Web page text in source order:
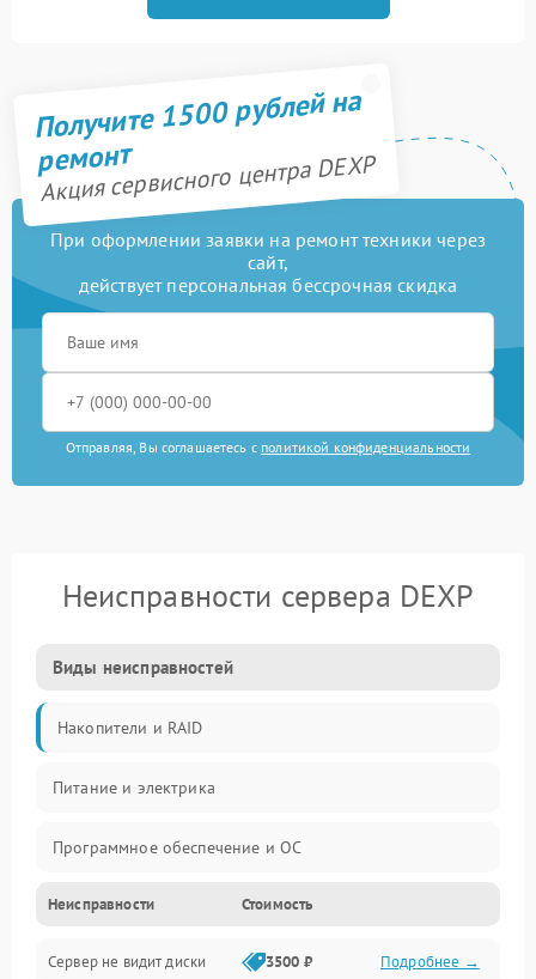
Получите 1500 рублей на
ремонт
Акция сервисного центра DEXP
При оформлении заявки на ремонт техники через
сайт,
действует персональная бессрочная скидка
Отправляя, Вы соглашаетесь с политикой конфиденциальности
Неисправности сервера DEXP
Виды неисправностей
Накопители и RAID
Питание и электрика
Программное обеспечение и ОС
Охлаждение и температура
Материнская плата и процессор
Неисправности Стоимость
Сервер не видит диски 3500 ₽ Подробнее →